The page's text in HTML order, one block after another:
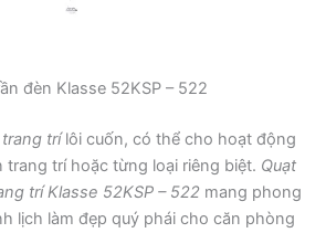
đèn Klasse 52KSP – 522
trílôi cuốn, có thể cho hoạt động
trang trí hoặc từng loại riêng biệt. Quạt
trí Klasse 52KSP – 522 mang phong
lịch làm đẹp quý phái cho căn phòng